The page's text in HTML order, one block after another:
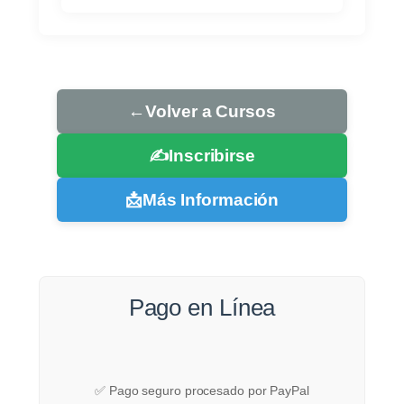
←Volver a Cursos
✍️Inscribirse
📩Más Información
Pago en Línea
✅ Pago seguro procesado por PayPal